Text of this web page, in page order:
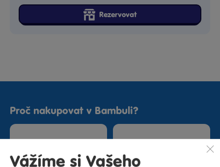
Rezervovat
Proč nakupovat v Bambuli?
Vážíme si Vašeho